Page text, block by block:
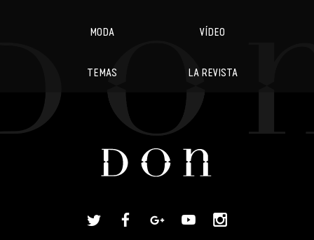
MODA VÍDEO
TEMAS LA REVISTA